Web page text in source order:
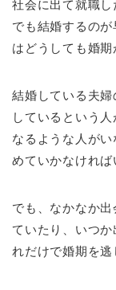
社会に出て就職
でも結婚するの
はどうしても婚期
結婚している夫
しているという
なるような人が
めていかなければ
でも、なかなか
ていたり、いつ
れだけで婚期を逃